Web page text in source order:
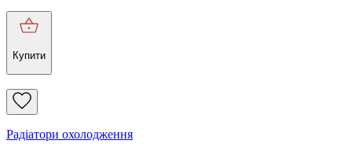
Купити
Радіатори охолодження